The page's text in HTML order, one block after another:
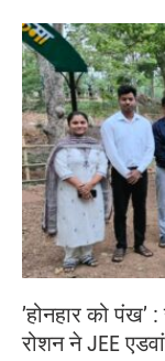
’होनहार को
रोशन ने JEE